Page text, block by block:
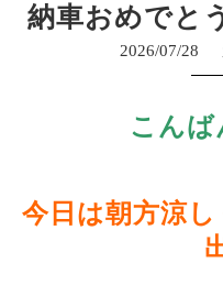
納車おめでと
2026/07/28
こん
今日は朝方涼